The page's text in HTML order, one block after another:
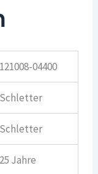
121008-04400
Schletter
Schletter
25 Jahre